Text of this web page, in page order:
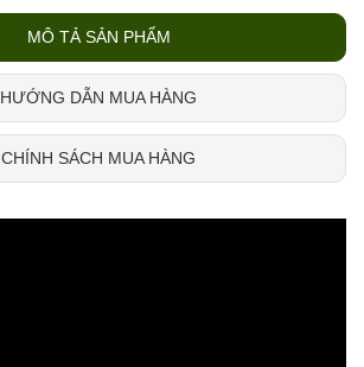
MÔ TẢ SẢN PHẨM
HƯỚNG DẪN MUA HÀNG
CHÍNH SÁCH MUA HÀNG